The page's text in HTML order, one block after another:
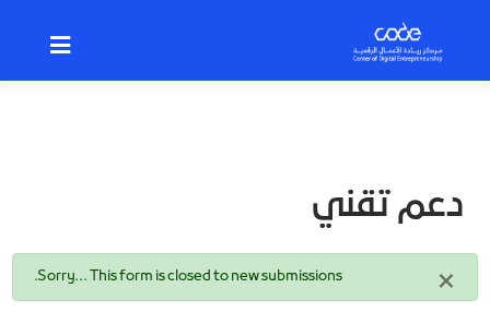
دعم تقني
×
رسالةSorry… This form is closed to new submissions.